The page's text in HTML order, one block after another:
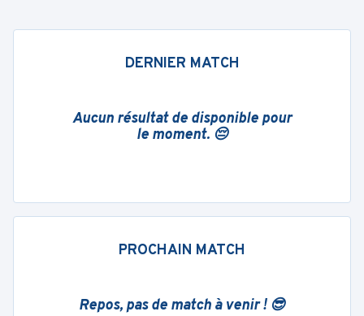
DERNIER MATCH
Aucun résultat de disponible pour
le moment. 😔
PROCHAIN MATCH
Repos, pas de match à venir ! 😎